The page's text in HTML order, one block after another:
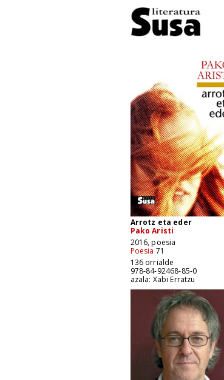
Arrotz eta eder
Pako Aristi
2016, poesia
Poesia 71
136 orrialde
978-84-92468-85-0
azala: Xabi Erratzu